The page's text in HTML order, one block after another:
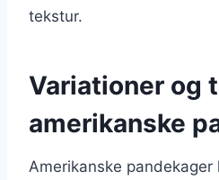
tekstur.
Variationer og
amerikanske
Amerikanske pandekager